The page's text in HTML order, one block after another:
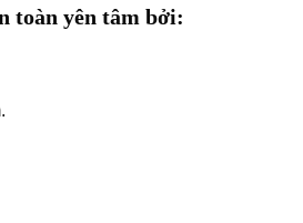
toàn yên tâm bởi: